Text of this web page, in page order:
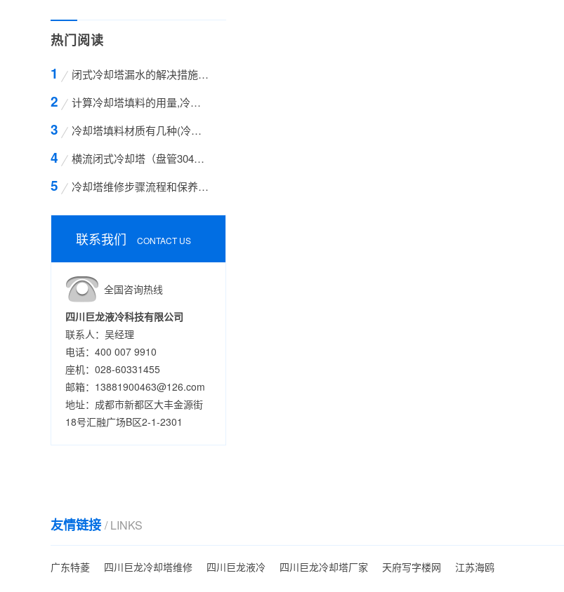
热门阅读
闭式冷却塔漏水的解决措施方案
计算冷却塔填料的用量,冷却塔填料的计算方法
冷却塔填料材质有几种(冷却塔填料哪种材质好)
横流闭式冷却塔（盘管304不锈钢）
冷却塔维修步骤流程和保养的方法有哪些
联系我们 CONTACT US
全国咨询热线
四川巨龙液冷科技有限公司
联系人：吴经理
电话：400 007 9910
座机：028-60331455
邮箱：13881900463@126.com
地址：成都市新都区大丰金源街
18号汇融广场B区2-1-2301
友情链接 / LINKS
广东特菱 四川巨龙冷却塔维修 四川巨龙液冷 四川巨龙冷却塔厂家 天府写字楼网 江苏海鸥